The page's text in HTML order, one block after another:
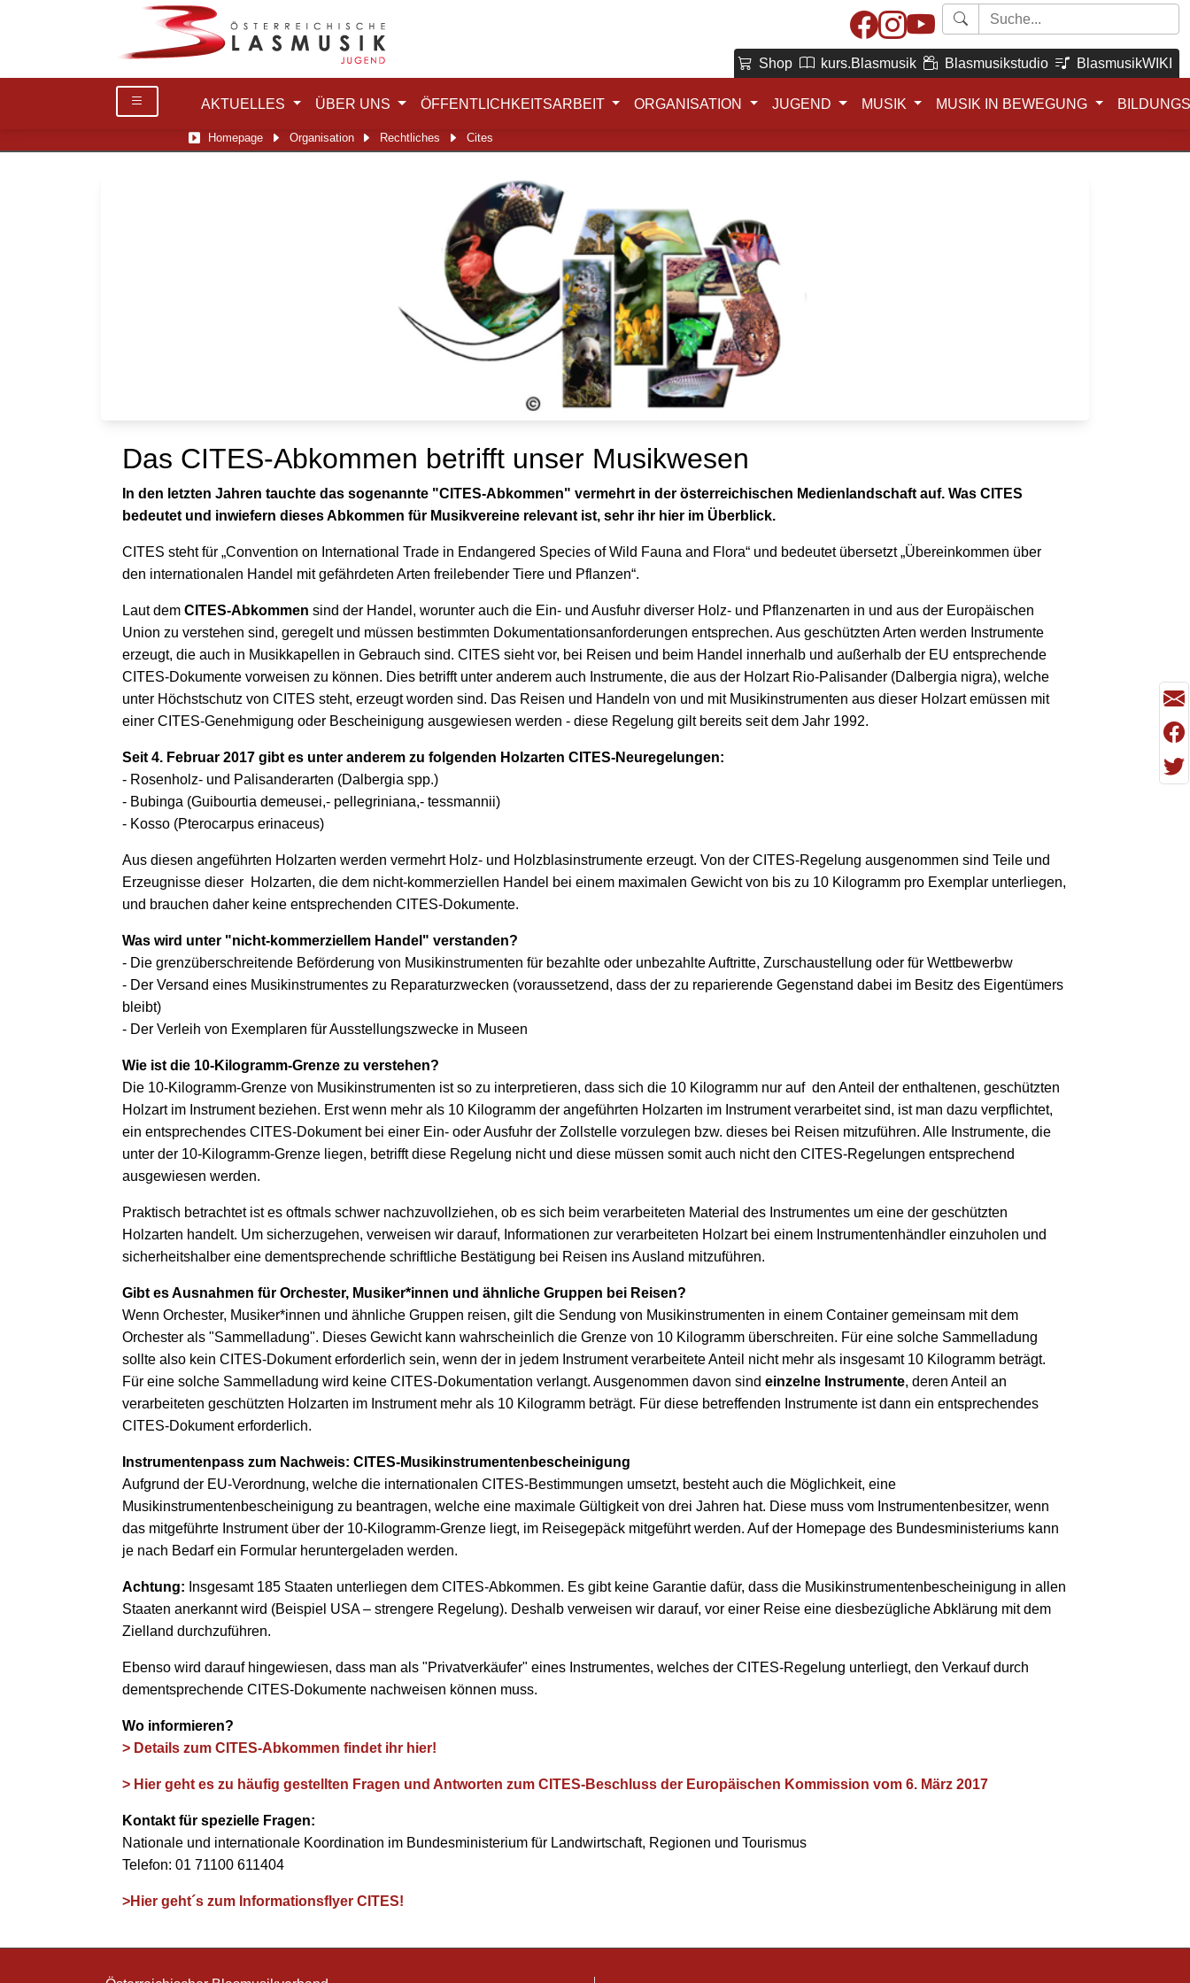
Shop kurs.Blasmusik Blasmusikstudio BlasmusikWIKI
AKTUELLES ÜBER UNS ÖFFENTLICHKEITSARBEIT ORGANISATION JUGEND MUSIK MUSIK IN BEWEGUNG
Homepage Organisation Rechtliches Cites
Das CITES-Abkommen betrifft unser Musikwesen
In den letzten Jahren tauchte das sogenannte "CITES-Abkommen" vermehrt in der österreichischen Medienlandschaft auf. Was CITES
bedeutet und inwiefern dieses Abkommen für Musikvereine relevant ist, sehr ihr hier im Überblick.
CITES steht für „Convention on International Trade in Endangered Species of Wild Fauna and Flora“ und bedeutet übersetzt „Übereinkommen über
den internationalen Handel mit gefährdeten Arten freilebender Tiere und Pflanzen“.
Laut dem CITES-Abkommen sind der Handel, worunter auch die Ein- und Ausfuhr diverser Holz- und Pflanzenarten in und aus der Europäischen
Union zu verstehen sind, geregelt und müssen bestimmten Dokumentationsanforderungen entsprechen. Aus geschützten Arten werden Instrumente
erzeugt, die auch in Musikkapellen in Gebrauch sind. CITES sieht vor, bei Reisen und beim Handel innerhalb und außerhalb der EU entsprechende
CITES-Dokumente vorweisen zu können. Dies betrifft unter anderem auch Instrumente, die aus der Holzart Rio-Palisander (Dalbergia nigra), welche
unter Höchstschutz von CITES steht, erzeugt worden sind. Das Reisen und Handeln von und mit Musikinstrumenten aus dieser Holzart emüssen mit
einer CITES-Genehmigung oder Bescheinigung ausgewiesen werden - diese Regelung gilt bereits seit dem Jahr 1992.
Seit 4. Februar 2017 gibt es unter anderem zu folgenden Holzarten CITES-Neuregelungen:
- Rosenholz- und Palisanderarten (Dalbergia spp.)
- Bubinga (Guibourtia demeusei,- pellegriniana,- tessmannii)
- Kosso (Pterocarpus erinaceus)
Aus diesen angeführten Holzarten werden vermehrt Holz- und Holzblasinstrumente erzeugt. Von der CITES-Regelung ausgenommen sind Teile und
Erzeugnisse dieser Holzarten, die dem nicht-kommerziellen Handel bei einem maximalen Gewicht von bis zu 10 Kilogramm pro Exemplar unterliegen,
und brauchen daher keine entsprechenden CITES-Dokumente.
Was wird unter "nicht-kommerziellem Handel" verstanden?
- Die grenzüberschreitende Beförderung von Musikinstrumenten für bezahlte oder unbezahlte Auftritte, Zurschaustellung oder für Wettbewerbw
- Der Versand eines Musikinstrumentes zu Reparaturzwecken (voraussetzend, dass der zu reparierende Gegenstand dabei im Besitz des Eigentümers
bleibt)
- Der Verleih von Exemplaren für Ausstellungszwecke in Museen
Wie ist die 10-Kilogramm-Grenze zu verstehen?
Die 10-Kilogramm-Grenze von Musikinstrumenten ist so zu interpretieren, dass sich die 10 Kilogramm nur auf den Anteil der enthaltenen, geschützten
Holzart im Instrument beziehen. Erst wenn mehr als 10 Kilogramm der angeführten Holzarten im Instrument verarbeitet sind, ist man dazu verpflichtet,
ein entsprechendes CITES-Dokument bei einer Ein- oder Ausfuhr der Zollstelle vorzulegen bzw. dieses bei Reisen mitzuführen. Alle Instrumente, die
unter der 10-Kilogramm-Grenze liegen, betrifft diese Regelung nicht und diese müssen somit auch nicht den CITES-Regelungen entsprechend
ausgewiesen werden.
Praktisch betrachtet ist es oftmals schwer nachzuvollziehen, ob es sich beim verarbeiteten Material des Instrumentes um eine der geschützten
Holzarten handelt. Um sicherzugehen, verweisen wir darauf, Informationen zur verarbeiteten Holzart bei einem Instrumentenhändler einzuholen und
sicherheitshalber eine dementsprechende schriftliche Bestätigung bei Reisen ins Ausland mitzuführen.
Gibt es Ausnahmen für Orchester, Musiker*innen und ähnliche Gruppen bei Reisen?
Wenn Orchester, Musiker*innen und ähnliche Gruppen reisen, gilt die Sendung von Musikinstrumenten in einem Container gemeinsam mit dem
Orchester als "Sammelladung". Dieses Gewicht kann wahrscheinlich die Grenze von 10 Kilogramm überschreiten. Für eine solche Sammelladung
sollte also kein CITES-Dokument erforderlich sein, wenn der in jedem Instrument verarbeitete Anteil nicht mehr als insgesamt 10 Kilogramm beträgt.
Für eine solche Sammelladung wird keine CITES-Dokumentation verlangt. Ausgenommen davon sind einzelne Instrumente, deren Anteil an
verarbeiteten geschützten Holzarten im Instrument mehr als 10 Kilogramm beträgt. Für diese betreffenden Instrumente ist dann ein entsprechendes
CITES-Dokument erforderlich.
Instrumentenpass zum Nachweis: CITES-Musikinstrumentenbescheinigung
Aufgrund der EU-Verordnung, welche die internationalen CITES-Bestimmungen umsetzt, besteht auch die Möglichkeit, eine
Musikinstrumentenbescheinigung zu beantragen, welche eine maximale Gültigkeit von drei Jahren hat. Diese muss vom Instrumentenbesitzer, wenn
das mitgeführte Instrument über der 10-Kilogramm-Grenze liegt, im Reisegepäck mitgeführt werden. Auf der Homepage des Bundesministeriums kann
je nach Bedarf ein Formular heruntergeladen werden.
Achtung: Insgesamt 185 Staaten unterliegen dem CITES-Abkommen. Es gibt keine Garantie dafür, dass die Musikinstrumentenbescheinigung in allen
Staaten anerkannt wird (Beispiel USA – strengere Regelung). Deshalb verweisen wir darauf, vor einer Reise eine diesbezügliche Abklärung mit dem
Zielland durchzuführen.
Ebenso wird darauf hingewiesen, dass man als "Privatverkäufer" eines Instrumentes, welches der CITES-Regelung unterliegt, den Verkauf durch
dementsprechende CITES-Dokumente nachweisen können muss.
Wo informieren?
> Details zum CITES-Abkommen findet ihr hier!
> Hier geht es zu häufig gestellten Fragen und Antworten zum CITES-Beschluss der Europäischen Kommission vom 6. März 2017
Kontakt für spezielle Fragen:
Nationale und internationale Koordination im Bundesministerium für Landwirtschaft, Regionen und Tourismus
Telefon: 01 71100 611404
>Hier geht´s zum Informationsflyer CITES!